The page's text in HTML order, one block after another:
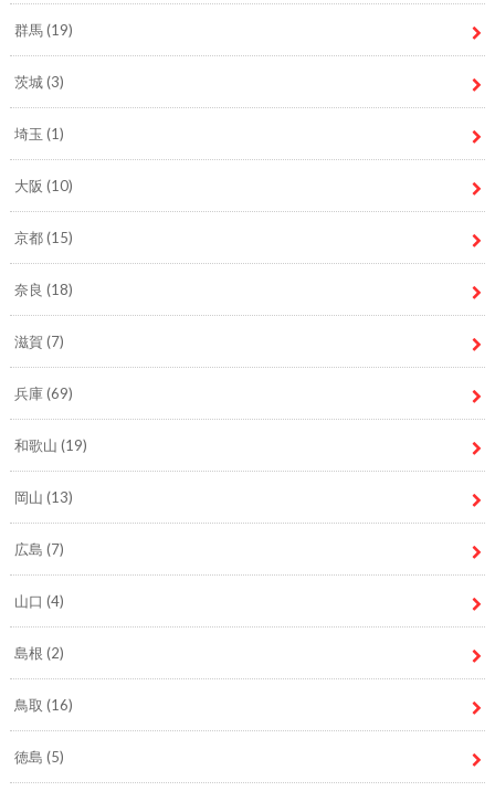
群馬(19)
茨城(3)
埼玉 (1)
大阪 (10)
京都(15)
奈良 (18)
滋賀 (7)
兵庫(69)
和歌山 (19)
岡山 (13)
広島 (7)
山口 (4)
島根 (2)
鳥取 (16)
徳島 (5)